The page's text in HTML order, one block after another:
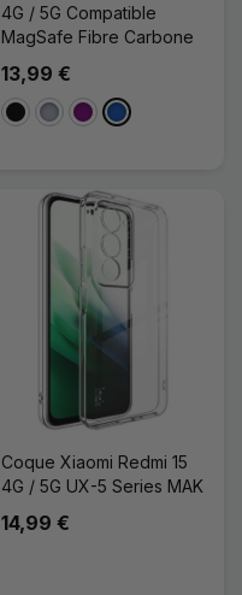
4G / 5G Compatible
MagSafe Fibre Carbone
13,99 €
NoirGris VioletSaphir
Coque Xiaomi Redmi 15
4G / 5G UX-5 Series MAK
14,99 €